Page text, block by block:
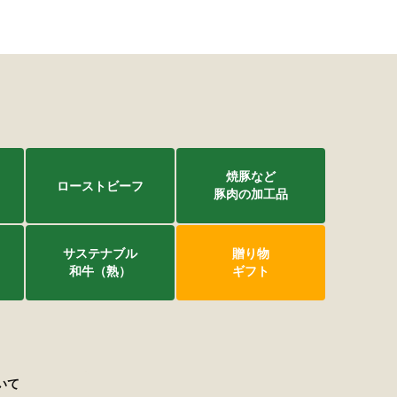
ローストビーフ
焼豚など
豚肉の加工品
サステナブル
和牛（熟）
贈り物
ギフト
て